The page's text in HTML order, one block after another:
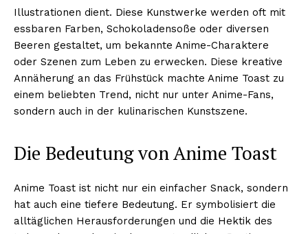
Illustrationen dient. Diese Kunstwerke werden oft mit
essbaren Farben, Schokoladensoße oder diversen
Beeren gestaltet, um bekannte Anime-Charaktere
oder Szenen zum Leben zu erwecken. Diese kreative
Annäherung an das Frühstück machte Anime Toast zu
einem beliebten Trend, nicht nur unter Anime-Fans,
sondern auch in der kulinarischen Kunstszene.
Die Bedeutung von Anime Toast
Anime Toast ist nicht nur ein einfacher Snack, sondern
hat auch eine tiefere Bedeutung. Er symbolisiert die
alltäglichen Herausforderungen und die Hektik des